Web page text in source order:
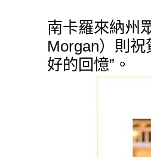
南卡羅來納州
Morgan）則
好的回憶”。